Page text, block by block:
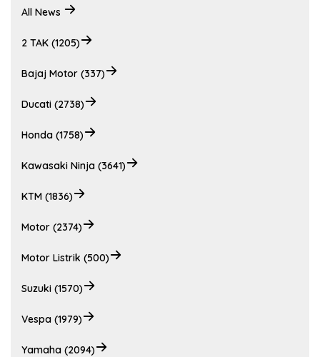
All News
2 TAK (1205)
Bajaj Motor (337)
Ducati (2738)
Honda (1758)
Kawasaki Ninja (3641)
KTM (1836)
Motor (2374)
Motor Listrik (500)
Suzuki (1570)
Vespa (1979)
Yamaha (2094)